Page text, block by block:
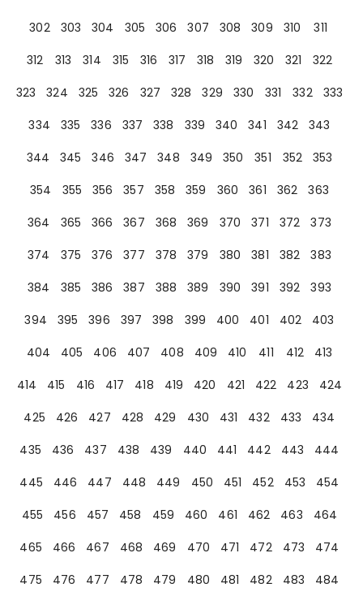
302
303 304 305 306 307 308 309 310
311
312
313 314 315 316 317 318 319 320 321
322
323
324 325 326 327 328 329 330 331 332
333
334
335 336 337 338 339 340 341 342
343
344
345 346 347 348 349 350 351 352
353
354
355 356 357 358 359 360 361 362
363
364
365 366 367 368 369 370 371 372
373
374
375 376 377 378 379 380 381 382
383
384
385 386 387 388 389 390 391 392
393
394
395 396 397 398 399 400 401 402
403
404
405 406 407 408 409 410 411 412
413
414
415 416 417 418 419 420 421 422 423
424
425
426 427 428 429 430 431 432 433
434
435
436 437 438 439 440 441 442 443
444
445
446 447 448 449 450 451 452 453
454
455
456 457 458 459 460 461 462 463
464
465
466 467 468 469 470 471 472 473
474
475
476 477 478 479 480 481 482 483
484